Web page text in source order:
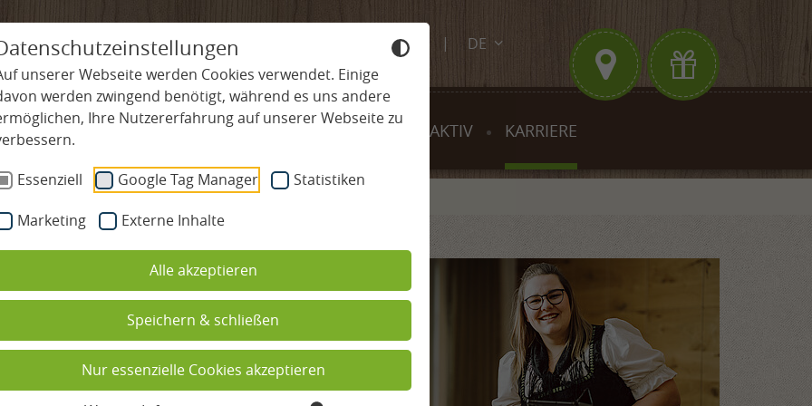
unserer Webseite werden Cookies verwendet. Einige
werden zwingend benötigt, während es uns andere
Ihre Nutzererfahrung auf unserer Webseite zu
Essenziell
Google Tag Manager Statistiken
Marketing Externe Inhalte
Alle akzeptieren
Speichern & schließen
Nur essenzielle Cookies akzeptieren
+49-7645-9119-0 ludinmuehle.de
DE
& Wissenswertes
WELLNESS & SPA
Schwimmbad & Pools
Spa & Saunawelt
Beauty
Massagen
KULINARIUM
Verwöhnpension
Kochschule
Kulinarischer Kalender
Tischreservierung
REGION & AKTIV
Wandern & Nordic Walking
Rad & Mountainbike
Golf im Schwarzwald
Familienurlaub
KARRIERE
Ausbildung, Studium & Praktikum
Stellenangebote
Bewerbungsformular
w/d) Herzen